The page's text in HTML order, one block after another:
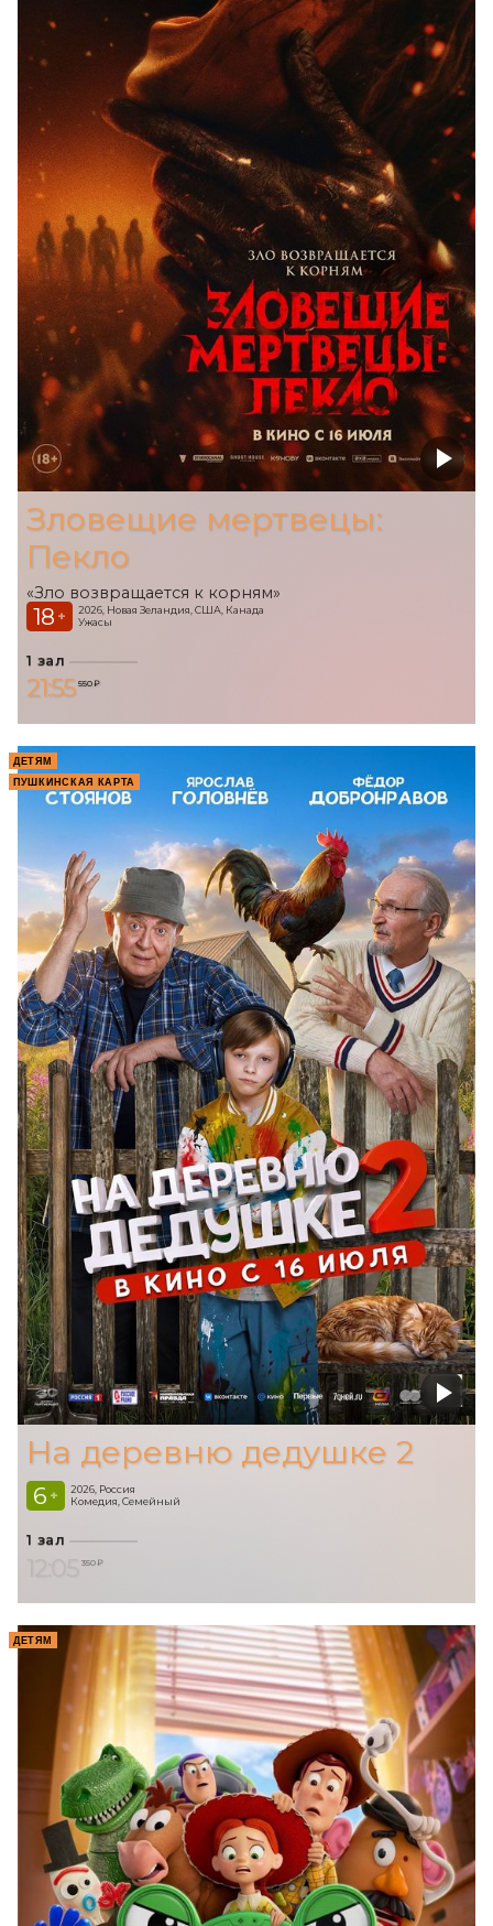
Зловещие мертвецы:
Пекло
«Зло возвращается к корням»
18 +
2026, Новая Зеландия, США, Канада
Ужасы
1 зал
21:55 550 ₽
ДЕТЯМ
ПУШКИНСКАЯ КАРТА
На деревню дедушке 2
6 +
2026, Россия
Комедия, Семейный
1 зал
350 ₽
ДЕТЯМ